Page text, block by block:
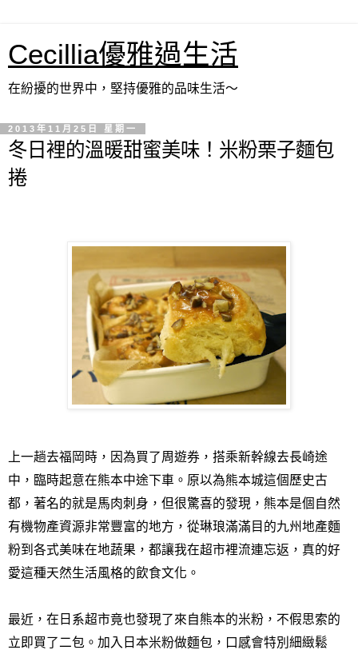
Cecillia優雅過生活
在紛擾的世界中，堅持優雅的品味生活～
2013年11月25日 星期一
冬日裡的溫暖甜蜜美味！米粉栗子麵包
捲
上一趟去福岡時，因為買了周遊券，搭乘新幹線去長崎途
中，臨時起意在熊本中途下車。原以為熊本城這個歷史古
都，著名的就是馬肉刺身，但很驚喜的發現，熊本是個自然
有機物產資源非常豐富的地方，從琳琅滿滿目的九州地產麵
粉到各式美味在地蔬果，都讓我在超市裡流連忘返，真的好
愛這種天然生活風格的飲食文化。
最近，在日系超市竟也發現了來自熊本的米粉，不假思索的
立即買了二包。加入日本米粉做麵包，口感會特別細緻鬆